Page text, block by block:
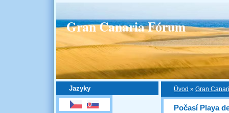
Gran Canaria Fórum
Jazyky Úvod » Gran
Počasí Playa